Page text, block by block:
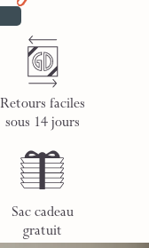
Retours faciles
sous 14 jours
Sac cadeau
gratuit